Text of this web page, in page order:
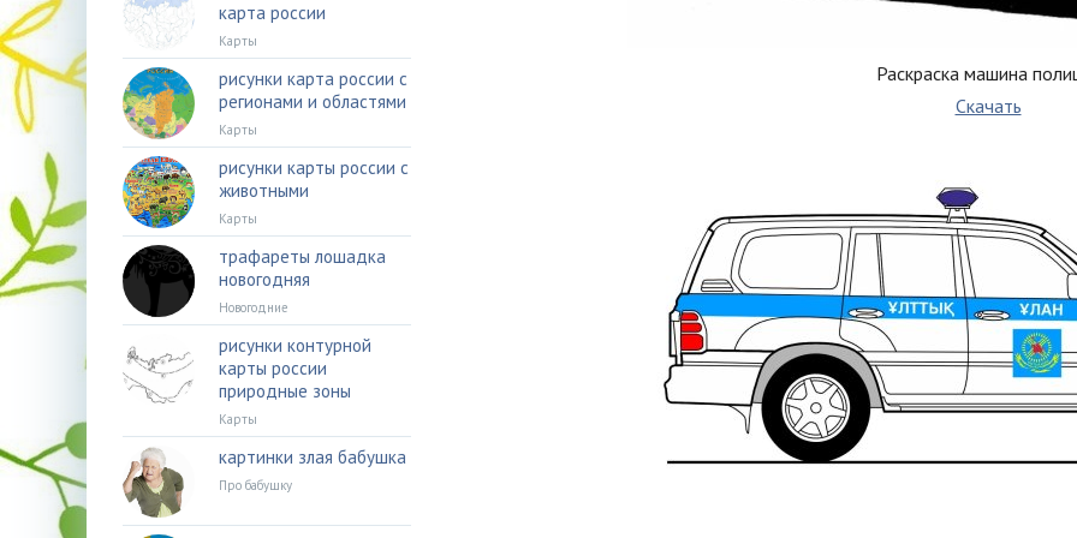
Раскраска машина
Скачать
карта россии
Карты
рисунки карта россии с
регионами и областями
Карты
рисунки карты россии с
животными
Карты
трафареты лошадка
новогодняя
Новогодние
рисунки контурной
карты россии
природные зоны
Карты
картинки злая бабушка
Про бабушку